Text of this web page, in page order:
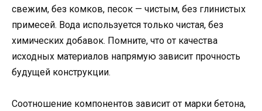
свежим, без комков, песок — чистым, без глинистых
примесей. Вода используется только чистая, без
химических добавок. Помните, что от качества
исходных материалов напрямую зависит прочность
будущей конструкции.
Соотношение компонентов зависит от марки бетона,